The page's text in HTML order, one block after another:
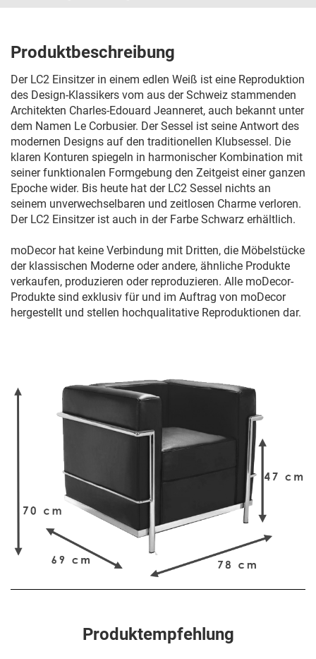
Produktbeschreibung
Der LC2 Einsitzer in einem edlen Weiß ist eine Reproduktion
des Design-Klassikers vom aus der Schweiz stammenden
Architekten Charles-Edouard Jeanneret, auch bekannt unter
dem Namen Le Corbusier. Der Sessel ist seine Antwort des
modernen Designs auf den traditionellen Klubsessel. Die
klaren Konturen spiegeln in harmonischer Kombination mit
seiner funktionalen Formgebung den Zeitgeist einer ganzen
Epoche wider. Bis heute hat der LC2 Sessel nichts an
seinem unverwechselbaren und zeitlosen Charme verloren.
Der LC2 Einsitzer ist auch in der Farbe Schwarz erhältlich.
moDecor hat keine Verbindung mit Dritten, die Möbelstücke
der klassischen Moderne oder andere, ähnliche Produkte
verkaufen, produzieren oder reproduzieren. Alle moDecor-
Produkte sind exklusiv für und im Auftrag von moDecor
hergestellt und stellen hochqualitative Reproduktionen dar.
Produktempfehlung